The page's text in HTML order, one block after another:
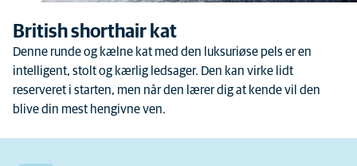
British shorthair kat
Denne runde og kælne kat med den luksuriøse pels er en
intelligent, stolt og kærlig ledsager. Den kan virke lidt
reserveret i starten, men når den lærer dig at kende vil den
blive din mest hengivne ven.
Hver kat er et unikt individ, og
deres egenskaber er også
forskellige inden for racen
Hvor meget hengivenhed du